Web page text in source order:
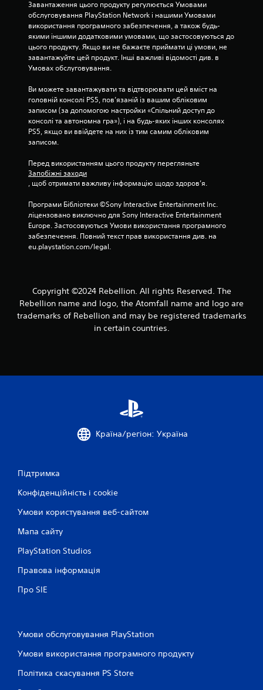
о
к
н
о
с
і
2
ц
і
к
Завантаження цього продукту регулюється Умовами
обслуговування PlayStation Network і нашими Умовами
використання програмного забезпечення, а також будь-
якими іншими додатковими умовами, що застосовуються до
цього продукту. Якщо ви не бажаєте приймати ці умови, не
завантажуйте цей продукт. Інші важливі відомості див. в
Умовах обслуговування.
Ви можете завантажувати та відтворювати цей вміст на
головній консолі PS5, пов’язаній із вашим обліковим
записом (за допомогою настройки «Спільний доступ до
консолі та автономна гра»), і на будь-яких інших консолях
PS5, якщо ви ввійдете на них із тим самим обліковим
записом.
Перед використанням цього продукту перегляньте
Запобіжні заходи
, щоб отримати важливу інформацію щодо здоров’я.
Програми Бібліотеки ©Sony Interactive Entertainment Inc.
ліцензовано виключно для Sony Interactive Entertainment
Europe. Застосовуються Умови використання програмного
забезпечення. Повний текст прав використання див. на
eu.playstation.com/legal.
Copyright ©2024 Rebellion. All rights Reserved. The
Rebellion name and logo, the Atomfall name and logo are
trademarks of Rebellion and may be registered trademarks
in certain countries.
Країна/регіон: Україна
Підтримка
Конфіденційність і cookie
Умови користування веб-сайтом
Мапа сайту
PlayStation Studios
Правова інформація
Про SIE
Умови обслуговування PlayStation
Умови використання програмного продукту
Політика скасування PS Store